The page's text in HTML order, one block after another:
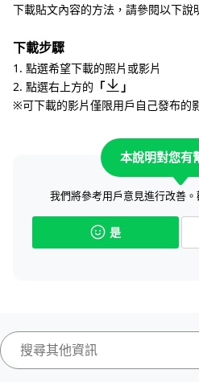
下載貼文內容的方法，請參閱以下說
下載步驟
1. 點選希望下載的照片或影片
2. 點選右上方的 「
」
※可下載的影片僅限用戶自己發布的
本說明對您有
我們將參考用戶意見進行改善
是